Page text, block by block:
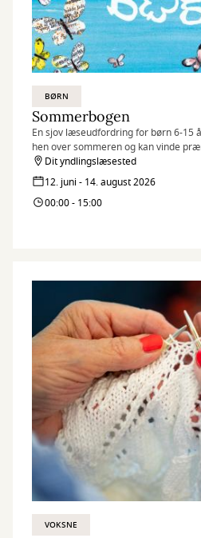
BØRN
Sommerbogen
En sjov læseudfordring for børn 6-15
hen over sommeren og kan vinde
boggave
Dit yndlingslæsested
12. juni - 14. august 2026
00:00 - 15:00
VOKSNE